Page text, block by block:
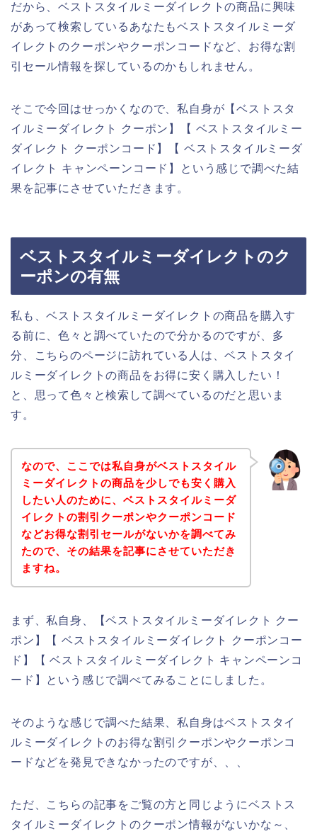
だから、ベストスタイルミーダイレクトの商品に興味
があって検索しているあなたもベストスタイルミーダ
イレクトのクーポンやクーポンコードなど、お得な割
引セール情報を探しているのかもしれません。
そこで今回はせっかくなので、私自身が【ベストスタ
イルミーダイレクト クーポン】【 ベストスタイルミー
ダイレクト クーポンコード】【 ベストスタイルミーダ
イレクト キャンペーンコード】という感じで調べた結
果を記事にさせていただきます。
ベストスタイルミーダイレクトのク
ーポンの有無
私も、ベストスタイルミーダイレクトの商品を購入す
る前に、色々と調べていたので分かるのですが、多
分、こちらのページに訪れている人は、ベストスタイ
ルミーダイレクトの商品をお得に安く購入したい！
と、思って色々と検索して調べているのだと思いま
す。
なので、ここでは私自身がベストスタイル
ミーダイレクトの商品を少しでも安く購入
したい人のために、ベストスタイルミーダ
イレクトの割引クーポンやクーポンコード
などお得な割引セールがないかを調べてみ
たので、その結果を記事にさせていただき
ますね。
まず、私自身、【ベストスタイルミーダイレクト クー
ポン】【 ベストスタイルミーダイレクト クーポンコー
ド】【 ベストスタイルミーダイレクト キャンペーンコ
ード】という感じで調べてみることにしました。
そのような感じで調べた結果、私自身はベストスタイ
ルミーダイレクトのお得な割引クーポンやクーポンコ
ードなどを発見できなかったのですが、、、
ただ、こちらの記事をご覧の方と同じようにベストス
タイルミーダイレクトのクーポン情報がないかな～、